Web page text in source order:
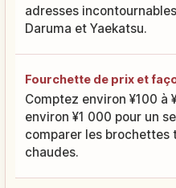
adresses
Daruma et Yaekatsu.
Fourchette de prix et
Comptez environ ¥100 à
environ ¥1 000 pour un
comparer les brochettes
chaudes.